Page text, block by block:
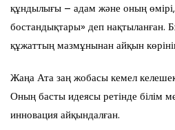
құндылығы – адам және оның
бостандықтары» деп нақтыланған.
құжаттың мазмұнынан айқын
Жаңа Ата заң жобасы кемел
Оның басты идеясы ретінде білім
инновация айқындалған.